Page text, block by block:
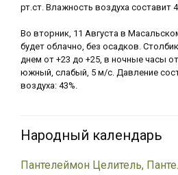
рт.ст. Влажность воздуха составит
Во вторник, 11 Августа в
будет облачно, без осадков.
днем от +23 до +25, в ночные часы
южный, слабый, 5 м/с. Давление
воздуха: 43%.
Народный календарь
Пантелеймон Целитель,